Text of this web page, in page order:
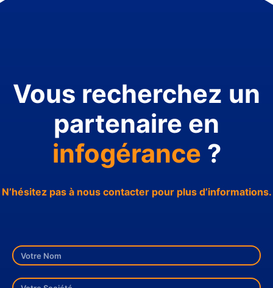
Vous recherchez un
partenaire en
infogérance ?
N’hésitez pas à nous contacter pour plus d’informations.